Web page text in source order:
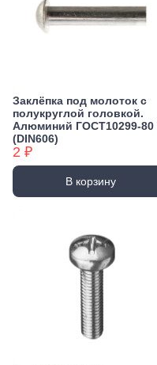
Заклёпка под молоток с
полукруглой головкой.
Алюминий ГОСТ10299-80
(DIN606)
2 ₽
В корзину